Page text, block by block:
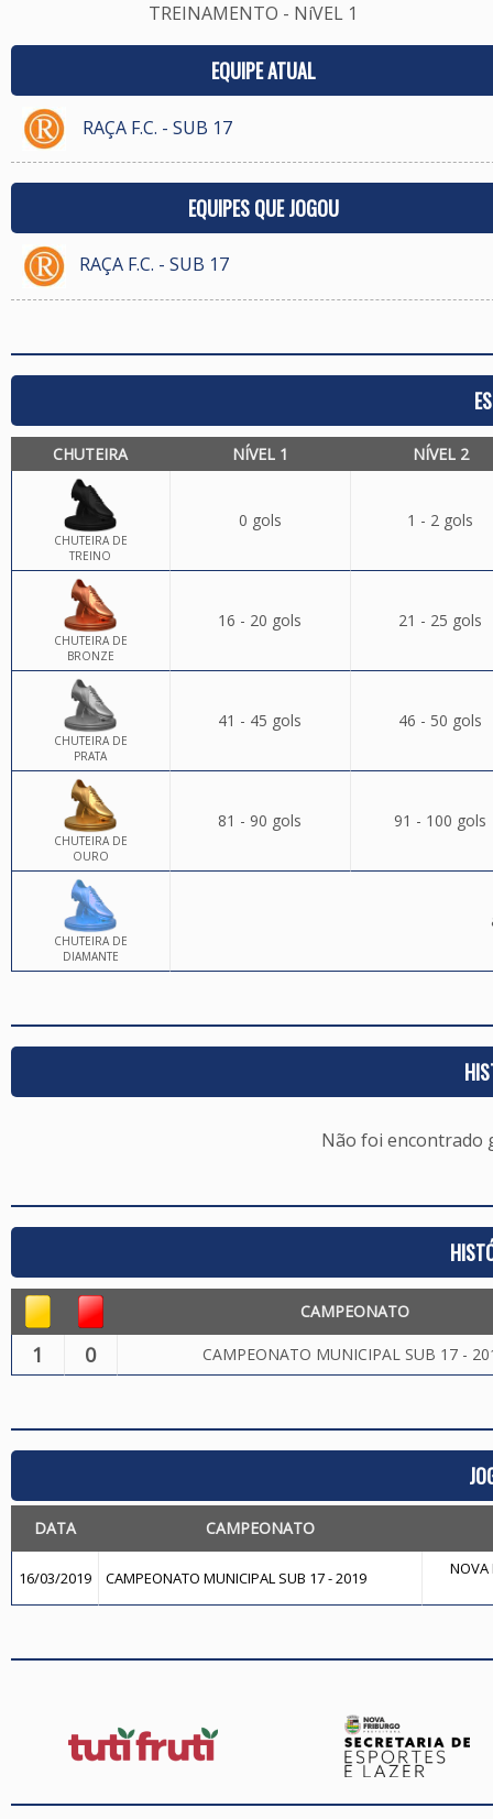
TREINAMENTO - NíVEL 1
EQUIPE ATUAL
RAÇA F.C. - SUB 17
EQUIPES QUE JOGOU
RAÇA F.C. - SUB 17
CHUTEIRA NÍVEL 1 NÍVEL 2
CHUTEIRA DE
TREINO
0 gols 1 - 2 gols
CHUTEIRA DE
BRONZE
16 - 20 gols 21 - 25 gols
CHUTEIRA DE
PRATA
41 - 45 gols 46 - 50 gols
CHUTEIRA DE
OURO
81 - 90 gols 91 - 100 gols
CHUTEIRA DE
DIAMANTE
Não foi encontrado
CAMPEONATO
1 0 CAMPEONATO MUNICIPAL SUB 17 -
DATA CAMPEONATO
16/03/2019 CAMPEONATO MUNICIPAL SUB 17 - 2019 NOVA